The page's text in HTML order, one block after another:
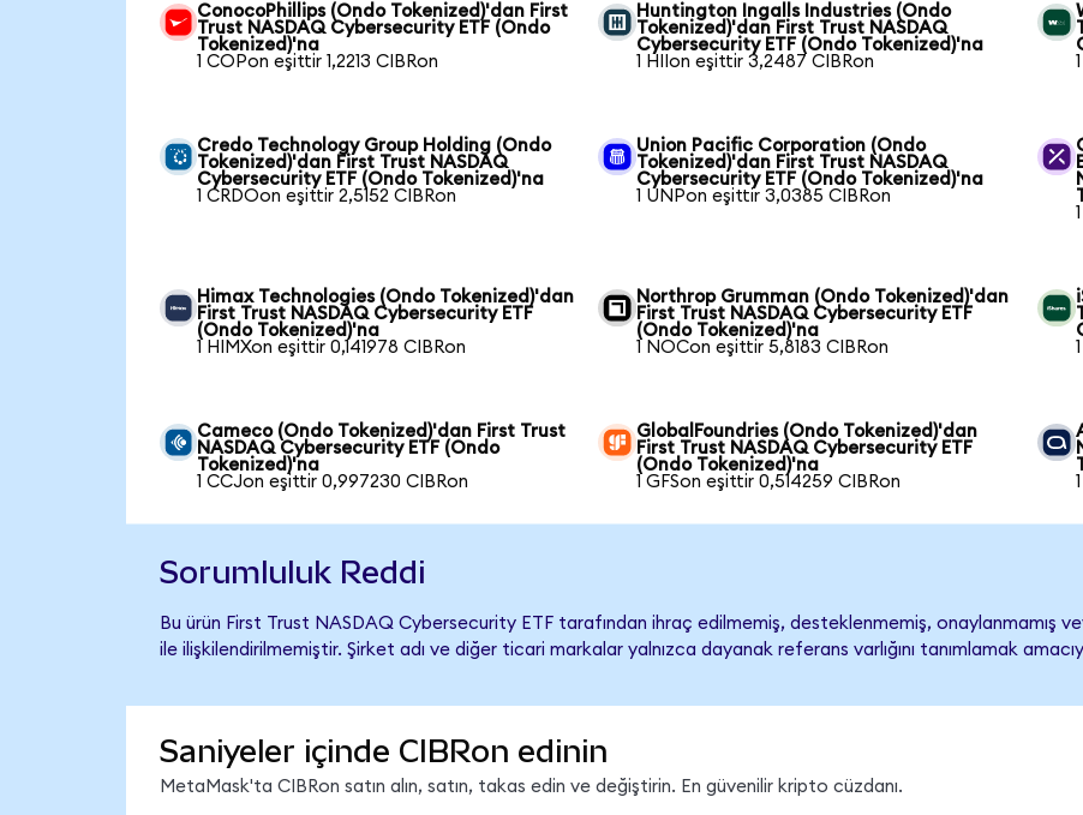
ConocoPhillips (Ondo Tokenized)'dan First
Trust NASDAQ Cybersecurity ETF (Ondo
Tokenized)'na
1 COPon eşittir 1,2213 CIBRon
Huntington Ingalls Industries (Ondo
Tokenized)'dan First Trust NASDAQ
Cybersecurity ETF (Ondo Tokenized)'na
1 HIIon eşittir 3,2487 CIBRon
Credo Technology Group Holding (Ondo
Tokenized)'dan First Trust NASDAQ
Cybersecurity ETF (Ondo Tokenized)'na
1 CRDOon eşittir 2,5152 CIBRon
Union Pacific Corporation (Ondo
Tokenized)'dan First Trust NASDAQ
Cybersecurity ETF (Ondo Tokenized)'na
1 UNPon eşittir 3,0385 CIBRon
Himax Technologies (Ondo Tokenized)'dan
First Trust NASDAQ Cybersecurity ETF
(Ondo Tokenized)'na
1 HIMXon eşittir 0,141978 CIBRon
Northrop Grumman (Ondo Tokenized)'dan
First Trust NASDAQ Cybersecurity ETF
(Ondo Tokenized)'na
1 NOCon eşittir 5,8183 CIBRon
Cameco (Ondo Tokenized)'dan First Trust
NASDAQ Cybersecurity ETF (Ondo
Tokenized)'na
1 CCJon eşittir 0,997230 CIBRon
GlobalFoundries (Ondo Tokenized)'dan
First Trust NASDAQ Cybersecurity ETF
(Ondo Tokenized)'na
1 GFSon eşittir 0,514259 CIBRon
Sorumluluk Reddi
Bu ürün First Trust NASDAQ Cybersecurity ETF tarafından ihraç edilmemiş, desteklenmemiş, onaylanmamış
ile ilişkilendirilmemiştir. Şirket adı ve diğer ticari markalar yalnızca dayanak referans varlığını tanımlamak
Saniyeler içinde CIBRon edinin
MetaMask'ta CIBRon satın alın, satın, takas edin ve değiştirin. En güvenilir kripto cüzdanı.